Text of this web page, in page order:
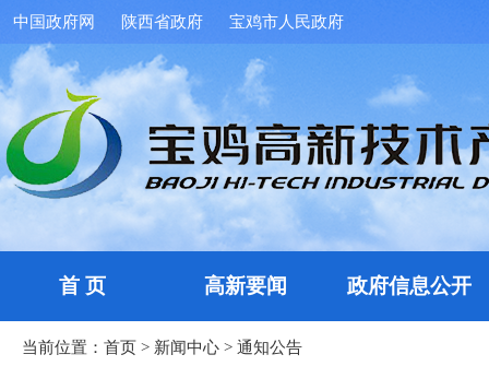
中国政府网 陕西省政府 宝鸡市人民政府
首 页 高新要闻 政府信息公开
当前位置： 首页 > 新闻中心 > 通知公告